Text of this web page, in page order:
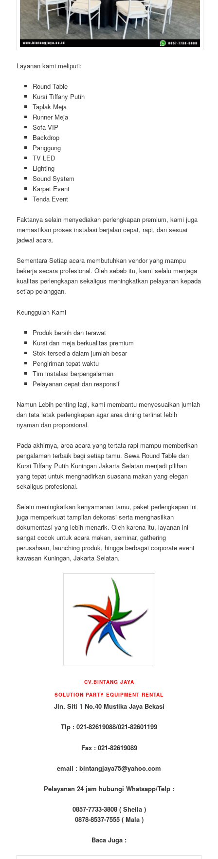
Layanan kami meliputi:
Round Table
Kursi Tiffany Putih
Taplak Meja
Runner Meja
Sofa VIP
Backdrop
Panggung
TV LED
Lighting
Sound System
Karpet Event
Tenda Event
Faktanya selain menyediakan perlengkapan premium, kami juga
memastikan proses instalasi berjalan cepat, rapi, dan sesuai
jadwal acara.
Sementara Setiap acara membutuhkan vendor yang mampu
bekerja secara profesional. Oleh sebab itu, kami selalu menjaga
kualitas perlengkapan sekaligus meningkatkan pelayanan kepada
setiap pelanggan.
Keunggulan Kami
Produk bersih dan terawat
Kursi dan meja berkualitas premium
Stok tersedia dalam jumlah besar
Pengiriman tepat waktu
Tim instalasi berpengalaman
Pelayanan cepat dan responsif
Namun Lebih penting lagi, kami membantu menyesuaikan jumlah
dan tata letak perlengkapan agar area dining terlihat lebih
nyaman dan proporsional.
Pada akhirnya, area acara yang tertata rapi mampu memberikan
pengalaman terbaik bagi setiap tamu. Sewa Round Table dan
Kursi Tiffany Putih Kuningan Jakarta Selatan menjadi pilihan
yang tepat untuk menghadirkan suasana makan yang elegan
sekaligus profesional.
Selain meningkatkan kenyamanan tamu, paket perlengkapan ini
juga memperkuat tampilan dekorasi serta menghasilkan
dokumentasi yang lebih menarik. Oleh karena itu, layanan ini
sangat cocok untuk acara makan, seminar, gathering
perusahaan, launching produk, hingga berbagai corporate event
kawasan Kuningan, Jakarta Selatan.
CV.BINTANG JAYA
SOLUTION PARTY EQUIPMENT RENTAL
Jln. Siti 1 No.40 Mustika Jaya Bekasi
Tlp : 021-82619088/021-82601199
Fax : 021-82619089
email : bintangjaya75@yahoo.com
Pelayanan 24 jam hubungi Whatsapp/Telp :
0857-7733-3808 ( Sheila )
0878-8537-7555 ( Mala )
Baca Juga :